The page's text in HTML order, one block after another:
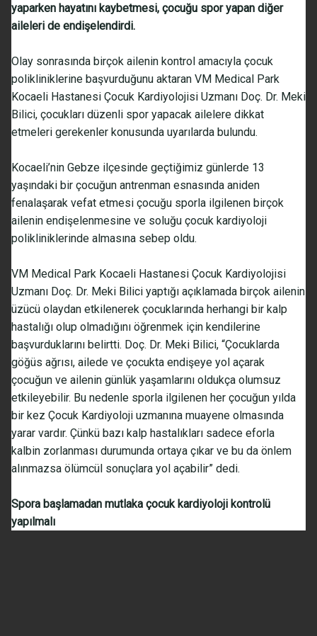
yaparken hayatını kaybetmesi, çocuğu spor yapan diğer
aileleri de endişelendirdi.
Olay sonrasında birçok ailenin kontrol amacıyla çocuk
polikliniklerine başvurduğunu aktaran VM Medical Park
Kocaeli Hastanesi Çocuk Kardiyolojisi Uzmanı Doç. Dr. Meki
Bilici, çocukları düzenli spor yapacak ailelere dikkat
etmeleri gerekenler konusunda uyarılarda bulundu.
Kocaeli’nin Gebze ilçesinde geçtiğimiz günlerde 13
yaşındaki bir çocuğun antrenman esnasında aniden
fenalaşarak vefat etmesi çocuğu sporla ilgilenen birçok
ailenin endişelenmesine ve soluğu çocuk kardiyoloji
polikliniklerinde almasına sebep oldu.
VM Medical Park Kocaeli Hastanesi Çocuk Kardiyolojisi
Uzmanı Doç. Dr. Meki Bilici yaptığı açıklamada birçok ailenin
üzücü olaydan etkilenerek çocuklarında herhangi bir kalp
hastalığı olup olmadığını öğrenmek için kendilerine
başvurduklarını belirtti. Doç. Dr. Meki Bilici, “Çocuklarda
göğüs ağrısı, ailede ve çocukta endişeye yol açarak
çocuğun ve ailenin günlük yaşamlarını oldukça olumsuz
etkileyebilir. Bu nedenle sporla ilgilenen her çocuğun yılda
bir kez Çocuk Kardiyoloji uzmanına muayene olmasında
yarar vardır. Çünkü bazı kalp hastalıkları sadece eforla
kalbin zorlanması durumunda ortaya çıkar ve bu da önlem
alınmazsa ölümcül sonuçlara yol açabilir” dedi.
Spora başlamadan mutlaka çocuk kardiyoloji kontrolü
yapılmalı